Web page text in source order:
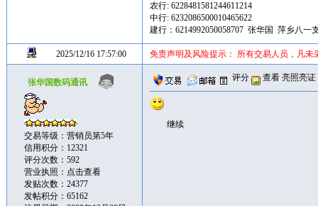
农行: 6228481581244611214
中行: 6232086500010465622
建行：6214992050058707 张华国 萍乡八一
2025/12/16 17:57:00 免责声明及风险提示： 所有交易人员，凡
张华国数码通讯
交易等级：营销员第5年
信用积分：12321
评分次数：592
营业执照： 点击查看
发贴次数：24377
发帖积分：65162
评分 查看 亮照亮证
继续